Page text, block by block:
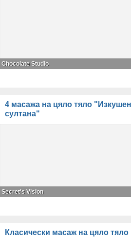
Chocolate Studio
4 масажа на цяло тяло
султана"
Secret's Vision
Класически масаж на цяло тяло